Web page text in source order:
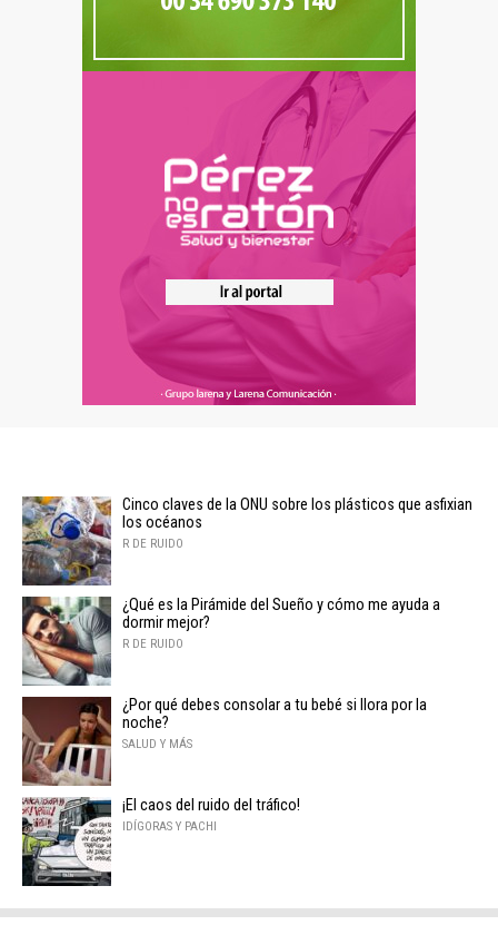
Cinco claves de la ONU sobre los plásticos que asfixian
los océanos
R DE RUIDO
¿Qué es la Pirámide del Sueño y cómo me ayuda a
dormir mejor?
R DE RUIDO
¿Por qué debes consolar a tu bebé si llora por la
noche?
SALUD Y MÁS
¡El caos del ruido del tráfico!
IDÍGORAS Y PACHI